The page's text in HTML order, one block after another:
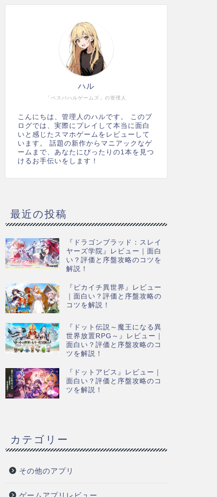
「ベスパハルゲームズ」の管理人
ハル
こんにちは、管理人のハルです。 このブ
ログでは、実際にプレイして本当に面白
いと感じたスマホゲームをレビューして
います。 話題の新作からマニアックなゲ
ームまで、あなたにぴったりの1本を見つ
けるお手伝いをします！
最近の投稿
『ドラゴンブラッド：スレイ
ヤーズ学院』レビュー｜面白
い？評価と序盤攻略のコツを
解説！
『ピカイチ異世界』レビュー
｜面白い？評価と序盤攻略の
コツを解説！
『ドット伝説～魔王になる異
世界放置RPG～』レビュー｜
面白い？評価と序盤攻略のコ
ツを解説！
『ドットアビス』レビュー｜
面白い？評価と序盤攻略のコ
ツを解説！
カテゴリー
その他のアプリ